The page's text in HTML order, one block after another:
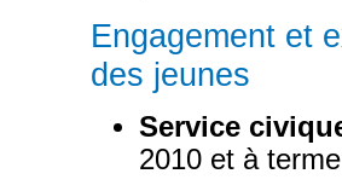
Engagement et
des jeunes
Service
2010 et à